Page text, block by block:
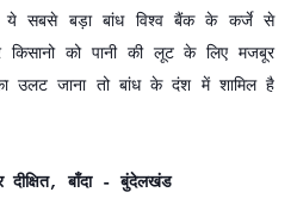
ये सबसे बड़ा बांध विश्व बैंक के कर्जे से
किसानो को पानी की लूट के लिए मजबूर
उलट जाना तो बांध के दंश में शामिल है
दीक्षित, बाँदा - बुंदेलखंड